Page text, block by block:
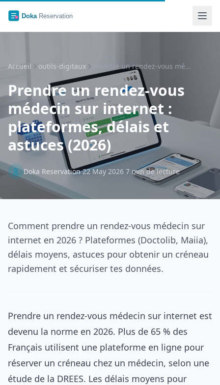
Accueil outils-digitaux Prendre un rendez-vous médecin sur …
Prendre un rendez-vous
médecin sur internet :
plateformes, délais et
astuces (2026)
Doka Reservation 22 May 2026 7 min de lecture
Comment prendre un rendez-vous médecin sur
internet en 2026 ? Plateformes (Doctolib, Maiia),
délais moyens, astuces pour obtenir un créneau
rapidement et sécuriser tes données.
Prendre un rendez-vous médecin sur internet est
devenu la norme en 2026. Plus de 65 % des
Français utilisent une plateforme en ligne pour
réserver un créneau chez un médecin, selon une
étude de la DREES. Les délais moyens pour